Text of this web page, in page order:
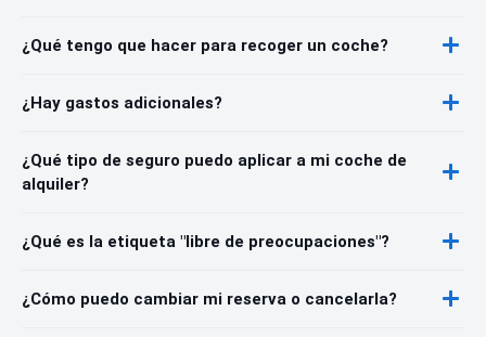
¿Qué tengo que hacer para recoger un coche?
¿Hay gastos adicionales?
¿Qué tipo de seguro puedo aplicar a mi coche de
alquiler?
¿Qué es la etiqueta "libre de preocupaciones"?
¿Cómo puedo cambiar mi reserva o cancelarla?